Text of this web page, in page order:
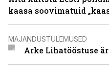
kaasa soovimatuid
MAJANDUSTULEMUSED
Arke Lihatööstuse